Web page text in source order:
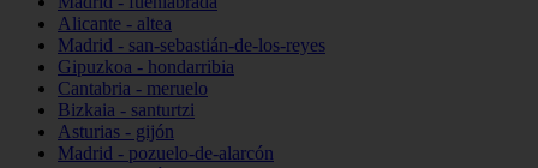
Alicante - altea
Madrid - san-sebastián-de-los-reyes
Gipuzkoa - hondarribia
Cantabria - meruelo
Bizkaia - santurtzi
Asturias - gijón
Madrid - pozuelo-de-alarcón